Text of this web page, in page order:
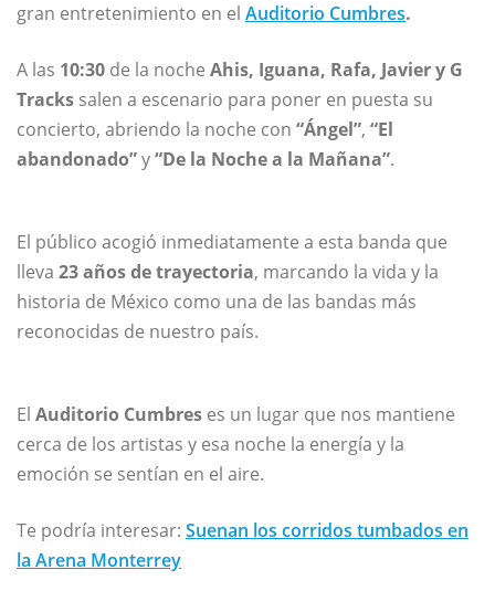
gran entretenimiento en el Auditorio Cumbres.
A las 10:30 de la noche Ahis, Iguana, Rafa, Javier y G
Tracks salen a escenario para poner en puesta su
concierto, abriendo la noche con “Ángel”, “El
abandonado”y“De la Noche a la Mañana”.
El público acogió inmediatamente a esta banda que
lleva 23 años de trayectoria, marcando la vida y la
historia de México como una de las bandas más
reconocidas de nuestro país.
El Auditorio Cumbres es un lugar que nos mantiene
cerca de los artistas y esa noche la energía y la
emoción se sentían en el aire.
Te podría interesar: Suenan los corridos tumbados en
la Arena Monterrey